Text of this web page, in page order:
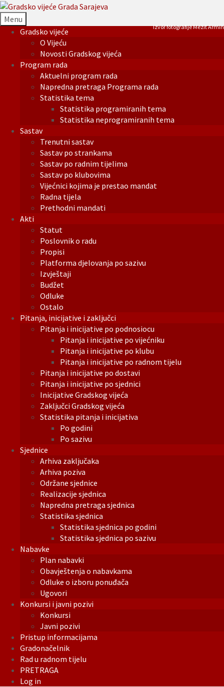
Menu
Gradsko vijeće
O Vijeću
Novosti Gradskog vijeća
Program rada
Aktuelni program rada
Napredna pretraga Programa rada
Statistika tema
Statistika programiranih tema
Statistika neprogramiranih tema
Sastav
Trenutni sastav
Sastav po strankama
Sastav po radnim tijelima
Sastav po klubovima
Vijećnici kojima je prestao mandat
Radna tijela
Prethodni mandati
Akti
Statut
Poslovnik o radu
Propisi
Platforma djelovanja po sazivu
Izvještaji
Budžet
Odluke
Ostalo
Pitanja, inicijative i zaključci
Pitanja i inicijative po podnosiocu
Pitanja i inicijative po vijećniku
Pitanja i inicijative po klubu
Pitanja i inicijative po radnom tijelu
Pitanja i inicijative po dostavi
Pitanja i inicijative po sjednici
Inicijative Gradskog vijeća
Zaključci Gradskog vijeća
Statistika pitanja i inicijativa
Po godini
Po sazivu
Sjednice
Arhiva zaključaka
Arhiva poziva
Održane sjednice
Realizacije sjednica
Napredna pretraga sjednica
Statistika sjednica
Statistika sjednica po godini
Statistika sjednica po sazivu
Nabavke
Plan nabavki
Obavještenja o nabavkama
Odluke o izboru ponuđača
Ugovori
Konkursi i javni pozivi
Konkursi
Javni pozivi
Pristup informacijama
Gradonačelnik
Rad u radnom tijelu
PRETRAGA
Log in
Izvor fotografije Mezit Armin